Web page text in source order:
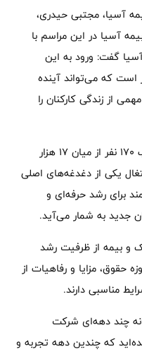
آسیا، مجتبی حیدری،
آسیا در این مراسم با
گفت: ورود به این
که می‌تواند آینده
از زندگی کارکنان را
مدیرعامل بیمه آسیا با یادآوری انتخاب ۱۷۰ نفر از میان ۱۷ هزار
یکی از دغدغه‌های اصلی
برای رشد حرفه‌ای و
جدید به شمار می‌آید.
و بیمه از ظرفیت رشد
حقوق، مزایا و رفاهیات از
مناسبی دارند.
چند دهه‌ای شرکت
که چندین دهه تجربه و